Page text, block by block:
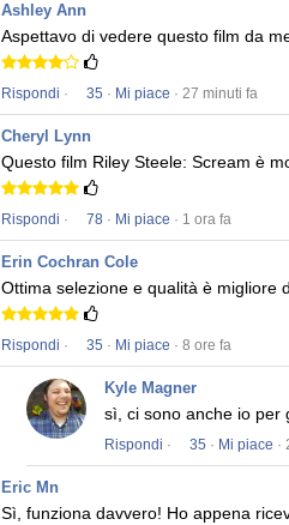
Ashley Ann
Aspettavo di vedere questo film da
Rispondi · 35 · Mi piace · 27 minuti fa
Cheryl Lynn
Questo film Riley Steele: Scream è
Rispondi · 78 · Mi piace · 1 ora fa
Erin Cochran Cole
Ottima selezione e qualità è migliore
Rispondi · 35 · Mi piace · 8 ore fa
Kyle Magner
sì, ci sono anche io per
Rispondi · 35 · Mi piace ·
Eric Mn
Sì, funziona davvero! Ho appena